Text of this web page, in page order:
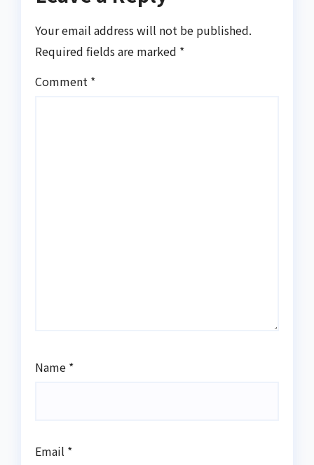
Your email address will not be published.
Required fields are marked *
Comment *
Name *
Email *